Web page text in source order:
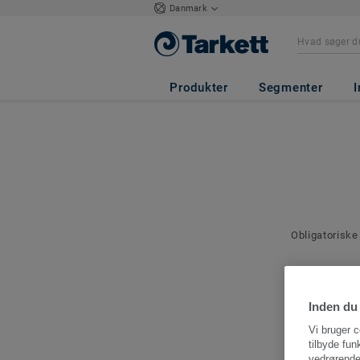
Danmark
Produkter Segmenter
Angiv en
denne
Inden
Vi bruger
tilbyde